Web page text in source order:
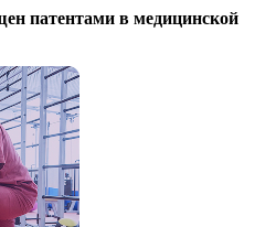
патентами в медицинской